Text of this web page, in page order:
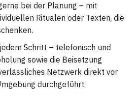
bei der Planung – mit
Ritualen oder Texten, die
Schritt – telefonisch und
sowie die Beisetzung
Netzwerk direkt vor
durchgeführt.